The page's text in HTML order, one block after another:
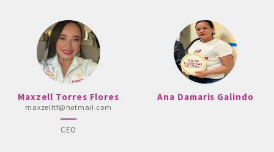
Maxzell Torres Flores
maxzelltf@hotmail.com
CEO
Ana Damaris Galindo